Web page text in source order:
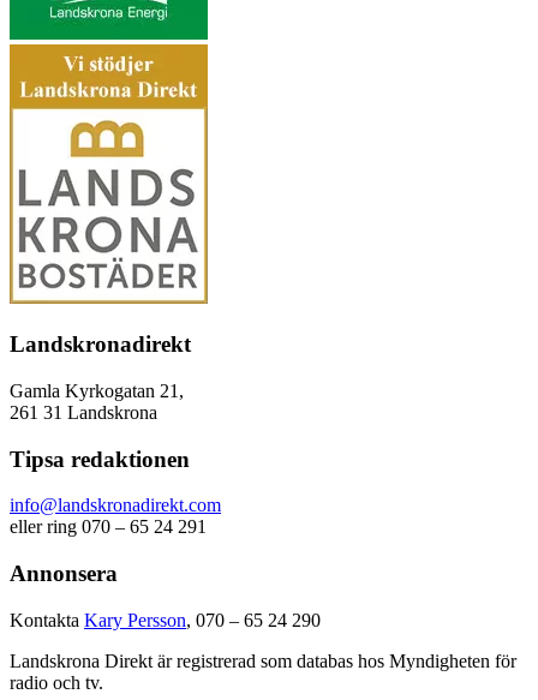
Landskronadirekt
Gamla Kyrkogatan 21,
261 31 Landskrona
Tipsa redaktionen
info@landskronadirekt.com
eller ring 070 – 65 24 291
Annonsera
Kontakta Kary Persson, 070 – 65 24 290
Landskrona Direkt är registrerad som databas hos Myndigheten för
radio och tv.